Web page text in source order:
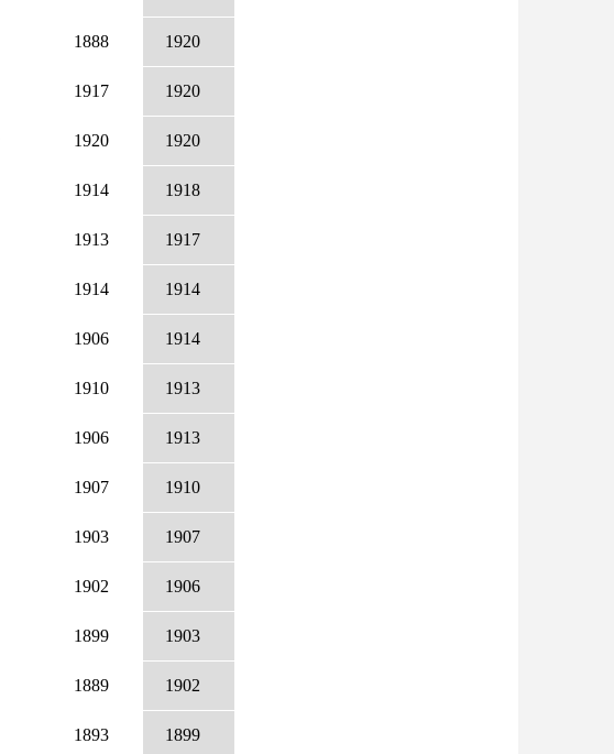
1888 1920
1917 1920
1920 1920
1914 1918
1913 1917
1914 1914
1906 1914
1910 1913
1906 1913
1907 1910
1903 1907
1902 1906
1899 1903
1889 1902
1893 1899